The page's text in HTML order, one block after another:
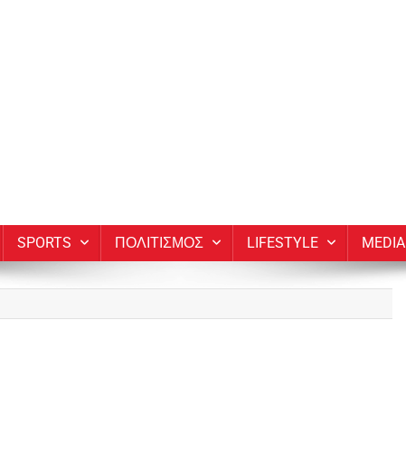
SPORTS ΠΟΛΙΤΙΣΜΟΣ LIFESTYLE MEDIA